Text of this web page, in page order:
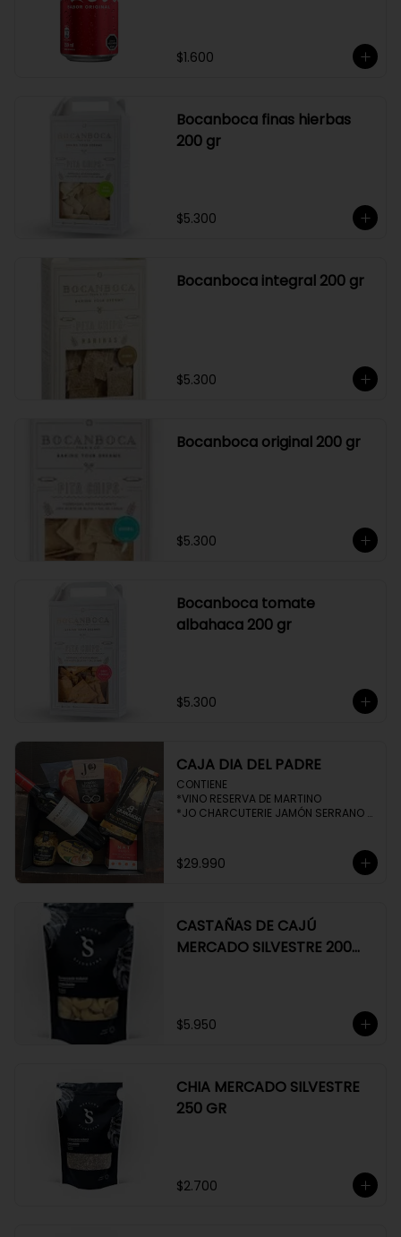
$1.600
Bocanboca finas hierbas
200 gr
$5.300
Bocanboca integral 200 gr
$5.300
Bocanboca original 200 gr
$5.300
Bocanboca tomate
albahaca 200 gr
$5.300
CAJA DIA DEL PADRE
CONTIENE
*VINO RESERVA DE MARTINO
*JO CHARCUTERIE JAMÓN SERRANO
*HENAFF MOUSSE DE CANARD
*NAT CRACKERS PEQUEÑAS
$29.990
CASTAÑAS DE CAJÚ
MERCADO SILVESTRE 200
$5.950
CHIA MERCADO SILVESTRE
250 GR
$2.700